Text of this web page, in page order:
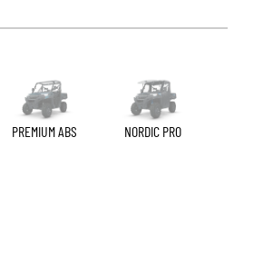
PREMIUM ABS NORDIC PRO